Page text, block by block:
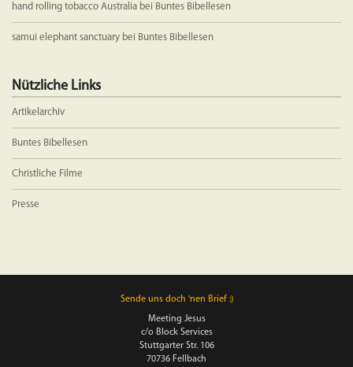
hand rolling tobacco Australia bei Buntes Bibellesen
samui elephant sanctuary bei Buntes Bibellesen
Nützliche Links
Artikelarchiv
Buntes Bibellesen
Christliche Filme
Presse
Sende uns doch 'nen Brief :)
Meeting Jesus
c/o Block Services
Stuttgarter Str. 106
70736 Fellbach